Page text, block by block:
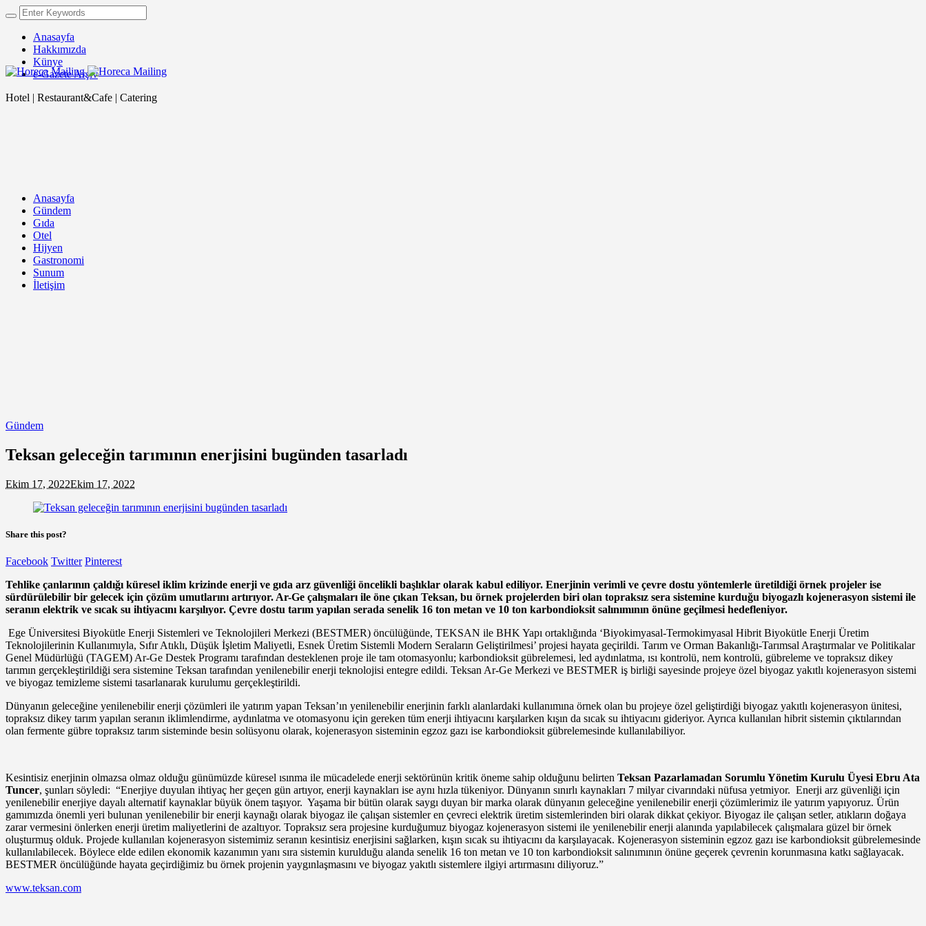
Anasayfa
Hakkımızda
Künye
e-Gazete Arşiv
Hotel | Restaurant&Cafe | Catering
Anasayfa
Gündem
Gıda
Otel
Hijyen
Gastronomi
Sunum
İletişim
Gündem
Teksan geleceğin tarımının enerjisini bugünden tasarladı
Ekim 17, 2022Ekim 17, 2022
Share this post?
Facebook Twitter Pinterest
Tehlike çanlarının çaldığı küresel iklim krizinde enerji ve gıda arz güvenliği öncelikli başlıklar olarak kabul ediliyor. Enerjinin verimli ve çevre dostu yöntemlerle üretildiği örnek projeler ise
sürdürülebilir bir gelecek için çözüm umutlarını artırıyor. Ar-Ge çalışmaları ile öne çıkan Teksan, bu örnek projelerden biri olan topraksız sera sistemine kurduğu biyogazlı kojenerasyon sistemi ile
seranın elektrik ve sıcak su ihtiyacını karşılıyor. Çevre dostu tarım yapılan serada senelik 16 ton metan ve 10 ton karbondioksit salınımının önüne geçilmesi hedefleniyor.
Ege Üniversitesi Biyokütle Enerji Sistemleri ve Teknolojileri Merkezi (BESTMER) öncülüğünde, TEKSAN ile BHK Yapı ortaklığında ‘Biyokimyasal-Termokimyasal Hibrit Biyokütle Enerji Üretim
Teknolojilerinin Kullanımıyla, Sıfır Atıklı, Düşük İşletim Maliyetli, Esnek Üretim Sistemli Modern Seraların Geliştirilmesi’ projesi hayata geçirildi. Tarım ve Orman Bakanlığı-Tarımsal Araştırmalar ve Politikalar
Genel Müdürlüğü (TAGEM) Ar-Ge Destek Programı tarafından desteklenen proje ile tam otomasyonlu; karbondioksit gübrelemesi, led aydınlatma, ısı kontrolü, nem kontrolü, gübreleme ve topraksız dikey
tarımın gerçekleştirildiği sera sistemine Teksan tarafından yenilenebilir enerji teknolojisi entegre edildi. Teksan Ar-Ge Merkezi ve BESTMER iş birliği sayesinde projeye özel biyogaz yakıtlı kojenerasyon sistemi
ve biyogaz temizleme sistemi tasarlanarak kurulumu gerçekleştirildi.
Dünyanın geleceğine yenilenebilir enerji çözümleri ile yatırım yapan Teksan’ın yenilenebilir enerjinin farklı alanlardaki kullanımına örnek olan bu projeye özel geliştirdiği biyogaz yakıtlı kojenerasyon ünitesi,
topraksız dikey tarım yapılan seranın iklimlendirme, aydınlatma ve otomasyonu için gereken tüm enerji ihtiyacını karşılarken kışın da sıcak su ihtiyacını gideriyor. Ayrıca kullanılan hibrit sistemin çıktılarından
olan fermente gübre topraksız tarım sisteminde besin solüsyonu olarak, kojenerasyon sisteminin egzoz gazı ise karbondioksit gübrelemesinde kullanılabiliyor.
Kesintisiz enerjinin olmazsa olmaz olduğu günümüzde küresel ısınma ile mücadelede enerji sektörünün kritik öneme sahip olduğunu belirten Teksan Pazarlamadan Sorumlu Yönetim Kurulu Üyesi Ebru Ata
Tuncer, şunları söyledi: “Enerjiye duyulan ihtiyaç her geçen gün artıyor, enerji kaynakları ise aynı hızla tükeniyor. Dünyanın sınırlı kaynakları 7 milyar civarındaki nüfusa yetmiyor. Enerji arz güvenliği için
yenilenebilir enerjiye dayalı alternatif kaynaklar büyük önem taşıyor. Yaşama bir bütün olarak saygı duyan bir marka olarak dünyanın geleceğine yenilenebilir enerji çözümlerimiz ile yatırım yapıyoruz. Ürün
gamımızda önemli yeri bulunan yenilenebilir bir enerji kaynağı olarak biyogaz ile çalışan sistemler en çevreci elektrik üretim sistemlerinden biri olarak dikkat çekiyor. Biyogaz ile çalışan setler, atıkların doğaya
zarar vermesini önlerken enerji üretim maliyetlerini de azaltıyor. Topraksız sera projesine kurduğumuz biyogaz kojenerasyon sistemi ile yenilenebilir enerji alanında yapılabilecek çalışmalara güzel bir örnek
oluşturmuş olduk. Projede kullanılan kojenerasyon sistemimiz seranın kesintisiz enerjisini sağlarken, kışın sıcak su ihtiyacını da karşılayacak. Kojenerasyon sisteminin egzoz gazı ise karbondioksit gübrelemesinde
kullanılabilecek. Böylece elde edilen ekonomik kazanımın yanı sıra sistemin kurulduğu alanda senelik 16 ton metan ve 10 ton karbondioksit salınımının önüne geçerek çevrenin korunmasına katkı sağlayacak.
BESTMER öncülüğünde hayata geçirdiğimiz bu örnek projenin yaygınlaşmasını ve biyogaz yakıtlı sistemlere ilgiyi artırmasını diliyoruz.”
www.teksan.com